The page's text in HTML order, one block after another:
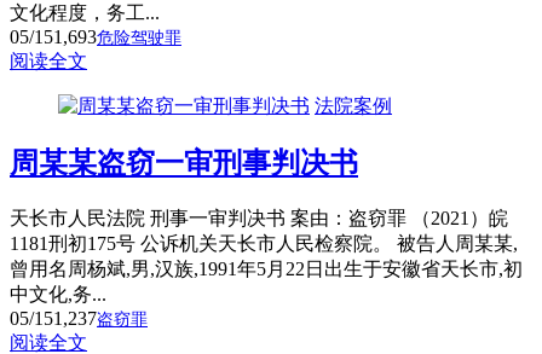
文化程度，务工...
05/151,693危险驾驶罪
阅读全文
法院案例
周某某盗窃一审刑事判决书
天长市人民法院 刑事一审判决书 案由：盗窃罪 （2021）皖
1181刑初175号 公诉机关天长市人民检察院。 被告人周某某,
曾用名周杨斌,男,汉族,1991年5月22日出生于安徽省天长市,初
中文化,务...
05/151,237盗窃罪
阅读全文